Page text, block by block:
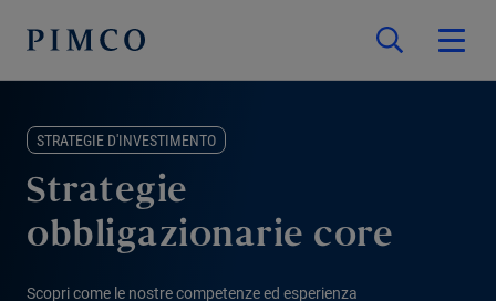
STRATEGIE D'INVESTIMENTO
Strategie
obbligazionarie core
Scopri come le nostre competenze ed esperienza